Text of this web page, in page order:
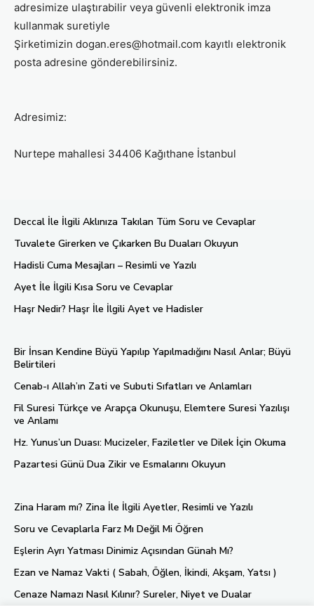
adresimize ulaştırabilir veya güvenli elektronik imza
kullanmak suretiyle
Şirketimizin dogan.eres@hotmail.com kayıtlı elektronik
posta adresine gönderebilirsiniz.
Adresimiz:
Nurtepe mahallesi 34406 Kağıthane İstanbul
Deccal İle İlgili Aklınıza Takılan Tüm Soru ve Cevaplar
Tuvalete Girerken ve Çıkarken Bu Duaları Okuyun
Hadisli Cuma Mesajları – Resimli ve Yazılı
Ayet İle İlgili Kısa Soru ve Cevaplar
Haşr Nedir? Haşr İle İlgili Ayet ve Hadisler
Bir İnsan Kendine Büyü Yapılıp Yapılmadığını Nasıl Anlar; Büyü
Belirtileri
Cenab-ı Allah’ın Zati ve Subuti Sıfatları ve Anlamları
Fil Suresi Türkçe ve Arapça Okunuşu, Elemtere Suresi Yazılışı
ve Anlamı
Hz. Yunus’un Duası: Mucizeler, Faziletler ve Dilek İçin Okuma
Pazartesi Günü Dua Zikir ve Esmalarını Okuyun
Zina Haram mı? Zina İle İlgili Ayetler, Resimli ve Yazılı
Soru ve Cevaplarla Farz Mı Değil Mi Öğren
Eşlerin Ayrı Yatması Dinimiz Açısından Günah Mı?
Ezan ve Namaz Vakti ( Sabah, Öğlen, İkindi, Akşam, Yatsı )
Cenaze Namazı Nasıl Kılınır? Sureler, Niyet ve Dualar